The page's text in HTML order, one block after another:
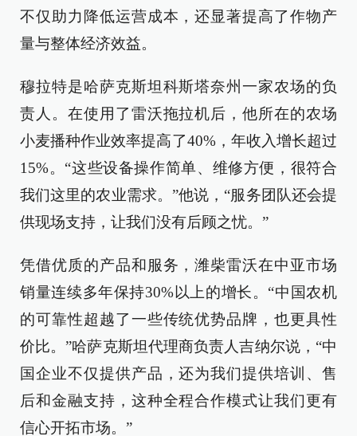
不仅助力降低运营成本，还显著提高了作物产
量与整体经济效益。
穆拉特是哈萨克斯坦科斯塔奈州一家农场的负
责人。在使用了雷沃拖拉机后，他所在的农场
小麦播种作业效率提高了40%，年收入增长超过
15%。“这些设备操作简单、维修方便，很符合
我们这里的农业需求。”他说，“服务团队还会提
供现场支持，让我们没有后顾之忧。”
凭借优质的产品和服务，潍柴雷沃在中亚市场
销量连续多年保持30%以上的增长。“中国农机
的可靠性超越了一些传统优势品牌，也更具性
价比。”哈萨克斯坦代理商负责人吉纳尔说，“中
国企业不仅提供产品，还为我们提供培训、售
后和金融支持，这种全程合作模式让我们更有
信心开拓市场。”